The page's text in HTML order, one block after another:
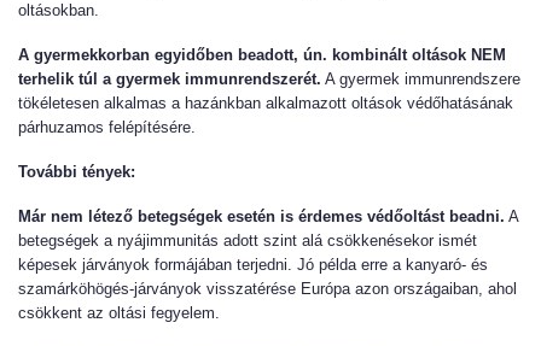
oltásokban.
A gyermekkorban egyidőben beadott, ún. kombinált oltások NEM
terhelik túl a gyermek immunrendszerét. A gyermek immunrendszere
tökéletesen alkalmas a hazánkban alkalmazott oltások védőhatásának
párhuzamos felépítésére.
További tények:
Már nem létező betegségek esetén is érdemes védőoltást beadni. A
betegségek a nyájimmunitás adott szint alá csökkenésekor ismét
képesek járványok formájában terjedni. Jó példa erre a kanyaró- és
szamárköhögés-járványok visszatérése Európa azon országaiban, ahol
csökkent az oltási fegyelem.